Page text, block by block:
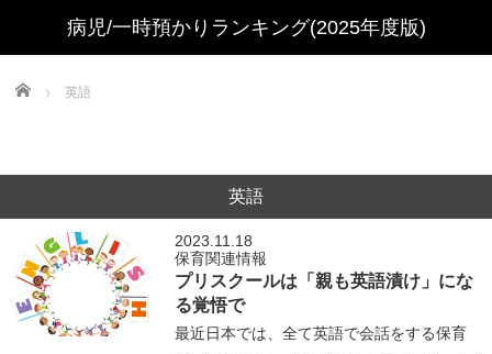
Home 英語
英語
2023.11.18
保育関連情報
プリスクールは「親も英語漬け」にな
る覚悟で
最近日本では、全て英語で会話をする保育